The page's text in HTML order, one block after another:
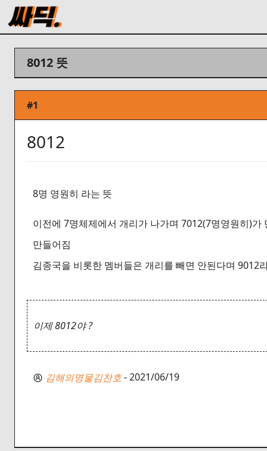
8012 뜻
#1
8012
8명 영원히 라는 뜻
이전에 7명체제에서 개리가 나가며 7012(7명영원히)
만들어짐
김종국을 비롯한 멤버들은 개리를 빼면 안된다며 9012
이제 8012야 ?
김해의명물김찬호- 2021/06/19